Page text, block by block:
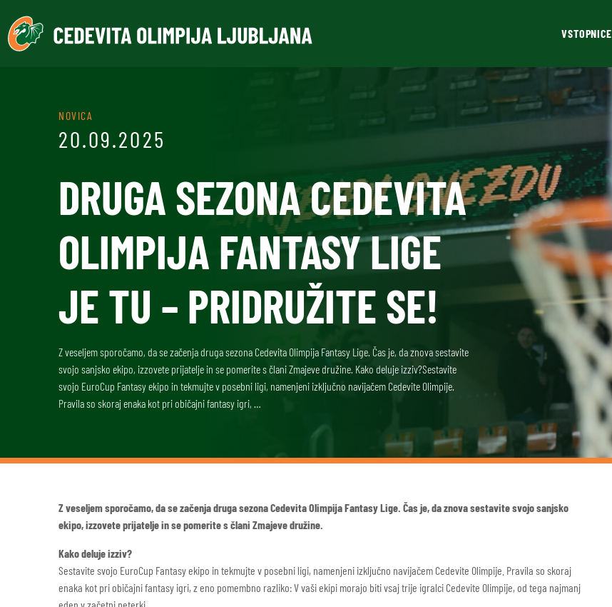
VSTOPNICE
NOVICA
20.09.2025
DRUGA SEZONA CEDEVITA
OLIMPIJA FANTASY LIGE
JE TU – PRIDRUŽITE SE!
Z veseljem sporočamo, da se začenja druga sezona Cedevita Olimpija Fantasy Lige. Čas je, da znova sestavite
svojo sanjsko ekipo, izzovete prijatelje in se pomerite s člani Zmajeve družine. Kako deluje izziv?Sestavite
svojo EuroCup Fantasy ekipo in tekmujte v posebni ligi, namenjeni izključno navijačem Cedevite Olimpije.
Pravila so skoraj enaka kot pri običajni fantasy igri, …
Z veseljem sporočamo, da se začenja druga sezona Cedevita Olimpija Fantasy Lige. Čas je, da znova sestavite svojo sanjsko
ekipo, izzovete prijatelje in se pomerite s člani Zmajeve družine.
Kako deluje izziv?
Sestavite svojo EuroCup Fantasy ekipo in tekmujte v posebni ligi, namenjeni izključno navijačem Cedevite Olimpije. Pravila so skoraj
enaka kot pri običajni fantasy igri, z eno pomembno razliko: V vaši ekipi morajo biti vsaj trije igralci Cedevite Olimpije, od tega najmanj